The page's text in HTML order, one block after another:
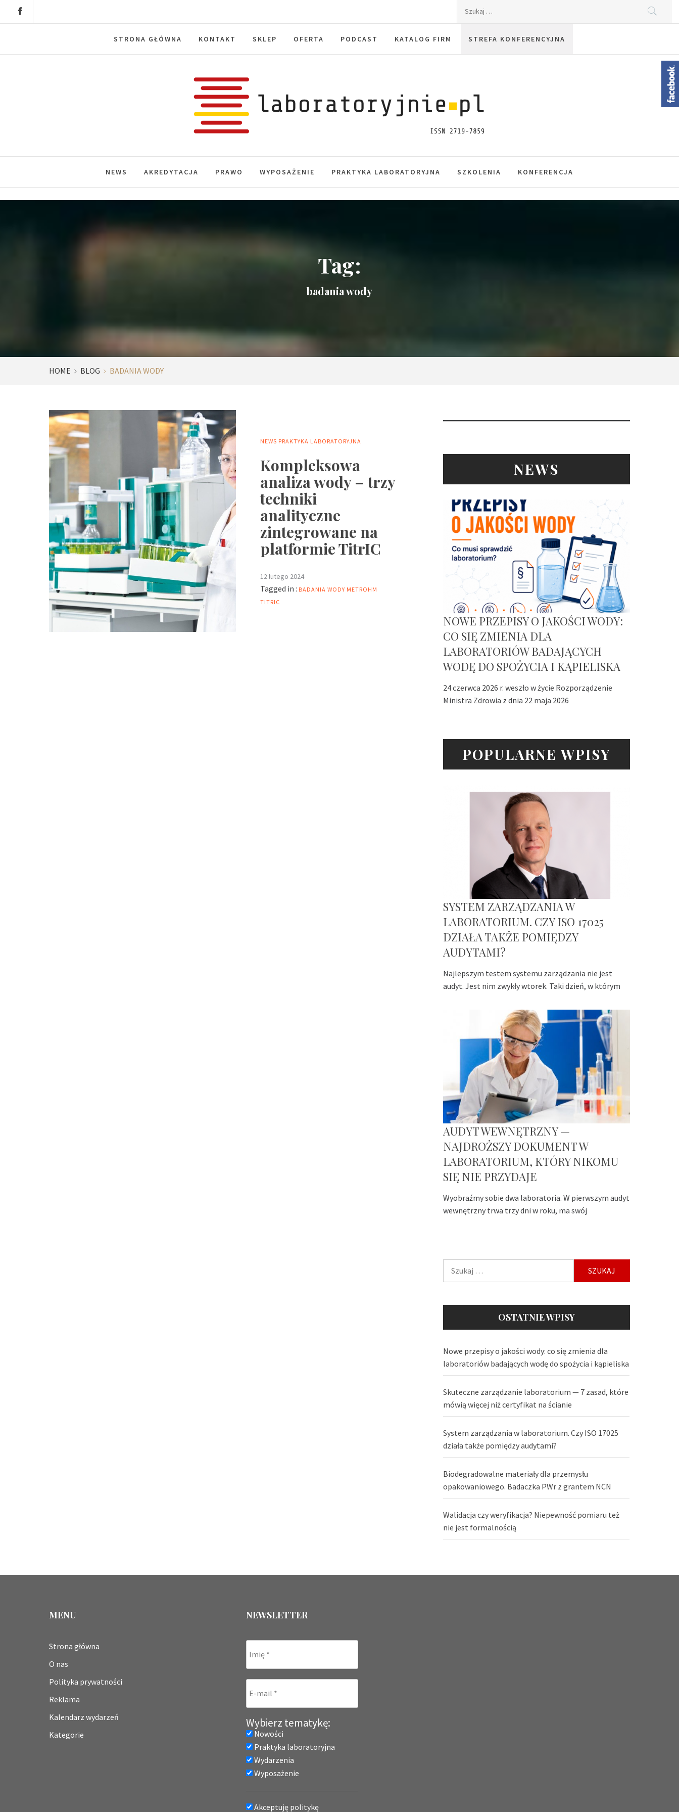
STRONA GŁÓWNA KONTAKT SKLEP OFERTA PODCAST KATALOG FIRM STREFA KONFERENCYJNA
Laboratoryjnie.pl
NEWS AKREDYTACJA PRAWO WYPOSAŻENIE PRAKTYKA LABORATORYJNA SZKOLENIA KONFERENCJA
Tag:
badania wody
HOME BLOG BADANIA WODY
NEWS PRAKTYKA LABORATORYJNA
Kompleksowa
analiza wody – trzy
techniki
analityczne
zintegrowane na
platformie TitrIC
12 lutego 2024
Tagged in : BADANIA WODY METROHM
TITRIC
NEWS
NOWE PRZEPISY O JAKOŚCI WODY:
CO SIĘ ZMIENIA DLA
LABORATORIÓW BADAJĄCYCH
WODĘ DO SPOŻYCIA I KĄPIELISKA
24 czerwca 2026 r. weszło w życie Rozporządzenie
Ministra Zdrowia z dnia 22 maja 2026
POPULARNE WPISY
SYSTEM ZARZĄDZANIA W
LABORATORIUM. CZY ISO 17025
DZIAŁA TAKŻE POMIĘDZY
AUDYTAMI?
Najlepszym testem systemu zarządzania nie jest
audyt. Jest nim zwykły wtorek. Taki dzień, w którym
AUDYT WEWNĘTRZNY —
NAJDROŻSZY DOKUMENT W
LABORATORIUM, KTÓRY NIKOMU
SIĘ NIE PRZYDAJE
Wyobraźmy sobie dwa laboratoria. W pierwszym audyt
wewnętrzny trwa trzy dni w roku, ma swój
OSTATNIE WPISY
Nowe przepisy o jakości wody: co się zmienia dla
laboratoriów badających wodę do spożycia i kąpieliska
Skuteczne zarządzanie laboratorium — 7 zasad, które
mówią więcej niż certyfikat na ścianie
System zarządzania w laboratorium. Czy ISO 17025
działa także pomiędzy audytami?
Biodegradowalne materiały dla przemysłu
opakowaniowego. Badaczka PWr z grantem NCN
Walidacja czy weryfikacja? Niepewność pomiaru też
nie jest formalnością
MENU
Strona główna
O nas
Polityka prywatności
Reklama
Kalendarz wydarzeń
Kategorie
NEWSLETTER
Wybierz tematykę:
Nowości
Praktyka laboratoryjna
Wydarzenia
Wyposażenie
Akceptuję politykę